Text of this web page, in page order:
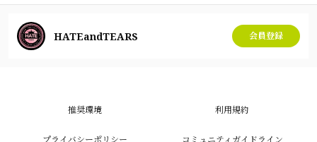
HATEandTEARS 会員登録
推奨環境 利用規約
プライバシーポリシー コミュニティガイドライン